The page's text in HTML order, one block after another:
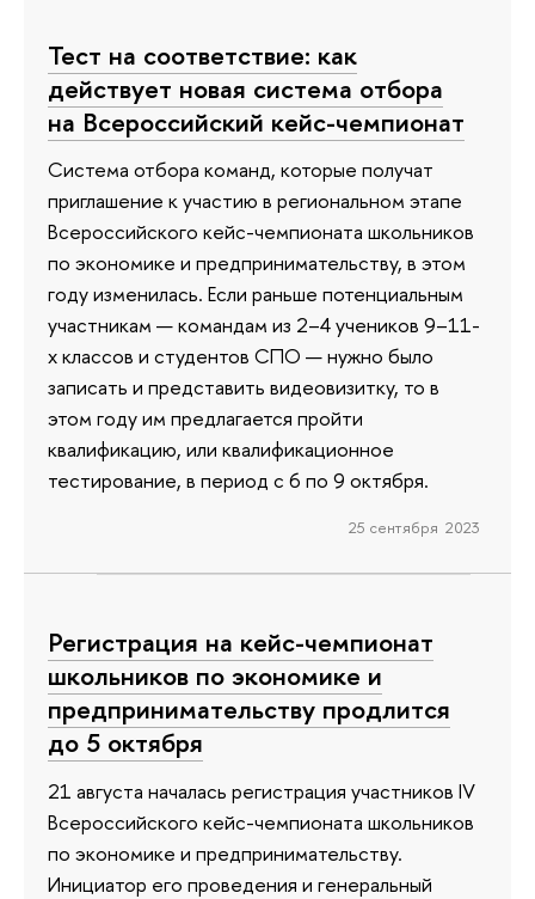
Тест на соответствие: как
действует новая система отбора
на Всероссийский кейс-чемпионат
Система отбора команд, которые получат
приглашение к участию в региональном этапе
Всероссийского кейс-чемпионата школьников
по экономике и предпринимательству, в этом
году изменилась. Если раньше потенциальным
участникам — командам из 2–4 учеников 9–11-
х классов и студентов СПО — нужно было
записать и представить видеовизитку, то в
этом году им предлагается пройти
квалификацию, или квалификационное
тестирование, в период с 6 по 9 октября.
25 сентября 2023
Регистрация на кейс-чемпионат
школьников по экономике и
предпринимательству продлится
до 5 октября
21 августа началась регистрация участников IV
Всероссийского кейс-чемпионата школьников
по экономике и предпринимательству.
Инициатор его проведения и генеральный